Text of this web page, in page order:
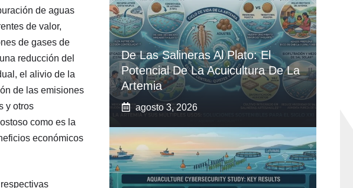
de aguas
de valor,
de gases de
reducción del
el alivio de la
de las emisiones
y otros
como es la
económicos
De Las Salineras Al Plato: El
Potencial De La Acuicultura De La
Artemia
agosto 3, 2026